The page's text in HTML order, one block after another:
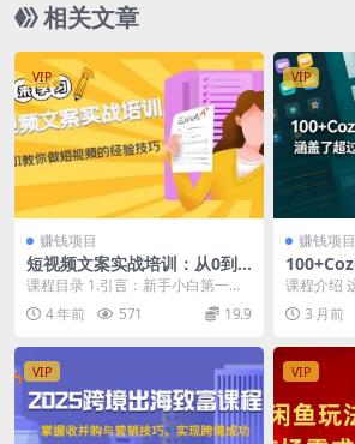
相关文章
VIP
赚钱项目
短视频文案实战培训：从0到1
教你做短视频的经验技巧（19
节课）
课程目录 1.引言：新手小白第一课.
mov 2.抖音文案的基础逻辑.mov
3....4 年前 571 19.9
VIP
赚钱项目
集，涵
工作流案
课程介绍
创作者准
过100种
3 月前
VIP VIP